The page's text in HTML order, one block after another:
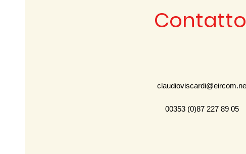
Contatto
00353 (0)87 227 89 05